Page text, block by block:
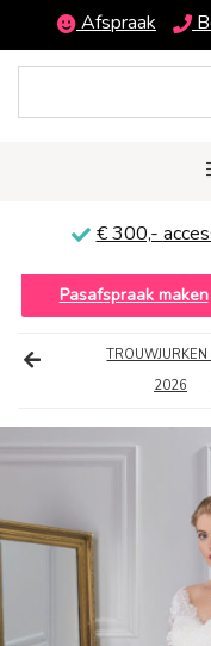
Afspraak
€ 300,-
Pasafspraak maken
2026